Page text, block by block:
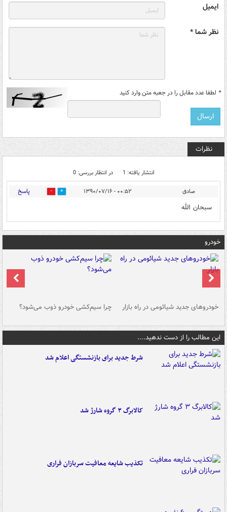
ایمیل
نظر شما *
* لطفا عدد مقابل را در جعبه متن وارد کنید
نظرات
انتشار یافته: 1 در انتظار بررسی: 0
صادق ۰۰:۵۲ - ۱۳۹۰/۰۷/۱۶ 0 پاسخ
سبحان الله
خودرو
خودروهای جدید شیائومی در راه بازار چرا سیم‌کشی خودرو ذوب می‌شود؟
این مطالب را از دست ندهید....
شرط جدید برای بازنشستگی اعلام شد
کالابرگ ۳ گروه شارژ شد
تکذیب شایعه معافیت سربازان فراری